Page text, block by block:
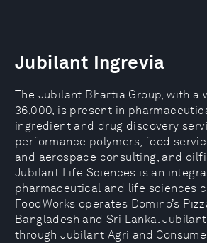
Jubilant Ingrevia
The Jubilant Bhartia Group, with a
36,000, is present in
ingredient and drug discovery
performance polymers, food
and aerospace consulting, and
Jubilant Life Sciences is an
pharmaceutical and life sciences
FoodWorks operates Domino’s
Bangladesh and Sri Lanka.
through Jubilant Agri and